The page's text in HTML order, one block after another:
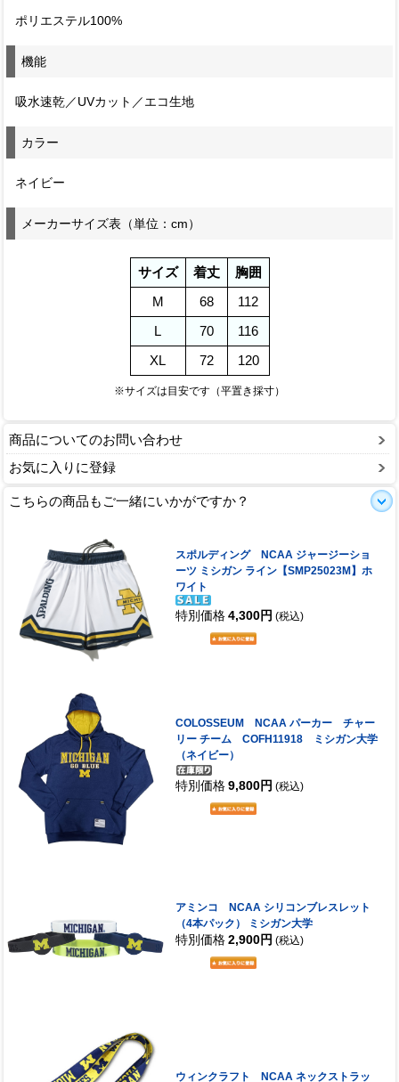
ポリエステル100%
機能
吸水速乾／UVカット／エコ生地
カラー
ネイビー
メーカーサイズ表（単位：cm）
サイズ 着丈
胸囲
M
68
112
L
70
116
XL
72 120
※サイズは目安です（平置き採寸）
商品についてのお問い合わせ
お気に入りに登録
こちらの商品もご一緒にいかがですか？
スポルディング NCAA ジャージーショ
ーツ ミシガン ライン【SMP25023M】ホ
ワイト
特別価格 4,300円 (税込)
COLOSSEUM NCAA パーカー チャー
リー チーム COFH11918 ミシガン大学
（ネイビー）
特別価格 9,800円 (税込)
アミンコ NCAA シリコンブレスレット
（4本パック） ミシガン大学
特別価格 2,900円 (税込)
ウィンクラフト NCAA ネックストラッ